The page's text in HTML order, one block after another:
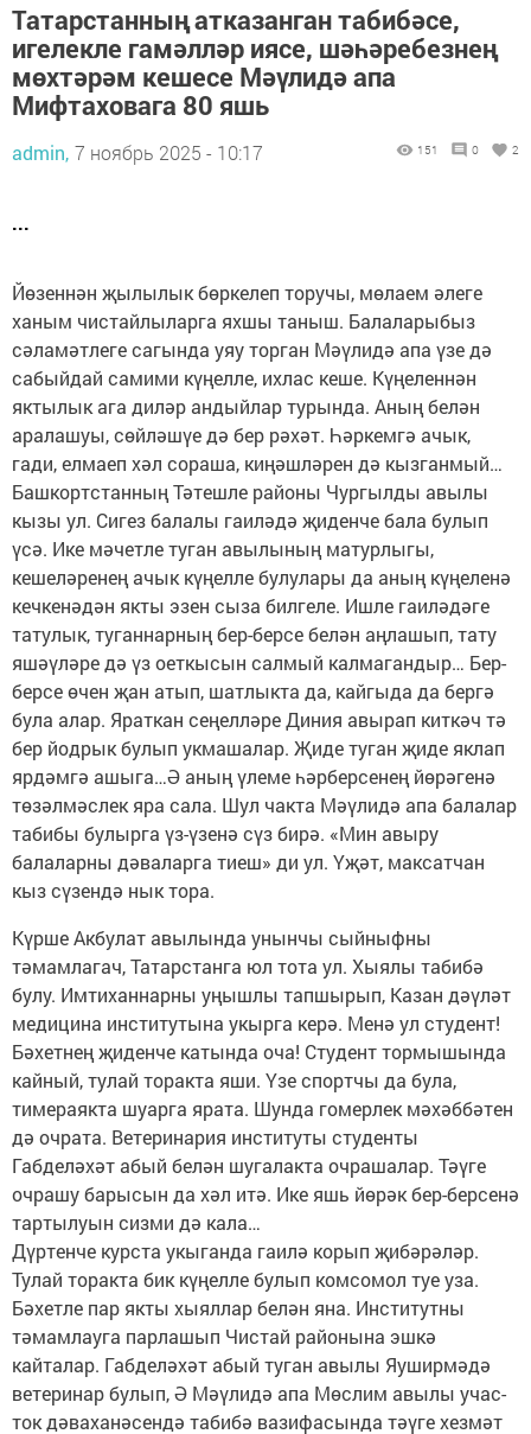
Татарстанның атказанган табибәсе,
игелекле гамәлләр иясе, шәһәребезнең
мөхтәрәм кешесе Мәүлидә апа
Мифтаховага 80 яшь
admin, 7 ноябрь 2025 - 10:17 151 0 2
...
Йөзеннән җылылык бөркелеп торучы, мөлаем әлеге
ханым чистайлыларга яхшы таныш. Балаларыбыз
сәламәтлеге сагында уяу торган Мәүлидә апа үзе дә
сабыйдай самими күңелле, ихлас кеше. Күңеленнән
яктылык ага диләр андыйлар турында. Аның белән
аралашуы, сөйләшүе дә бер рәхәт. Һәркемгә ачык,
гади, елмаеп хәл сораша, киңәшләрен дә кызганмый…
Башкортстанның Тәтешле районы Чургылды авылы
кызы ул. Сигез балалы гаиләдә җиденче бала булып
үсә. Ике мәчетле туган авылының матурлыгы,
кешеләренең ачык күңелле булулары да аның күңеленә
кечкенәдән якты эзен сыза билгеле. Ишле гаиләдәге
татулык, туганнарның бер-берсе белән аңлашып, тату
яшәүләре дә үз оеткысын салмый калмагандыр… Бер-
берсе өчен җан атып, шатлыкта да, кайгыда да бергә
була алар. Яраткан сеңелләре Диния авырап киткәч тә
бер йодрык булып укмашалар. Җиде туган җиде яклап
ярдәмгә ашыга…Ә аның үлеме һәрберсенең йөрәгенә
төзәлмәслек яра сала. Шул чакта Мәүлидә апа балалар
табибы булырга үз-үзенә сүз бирә. «Мин авыру
балаларны дәваларга тиеш» ди ул. Үҗәт, максатчан
кыз сүзендә нык тора.
Күрше Акбулат авылында унынчы сыйныфны
тәмамлагач, Татарстанга юл тота ул. Хыялы табибә
булу. Имтиханнарны уңышлы тапшырып, Казан дәүләт
медицина институтына укырга керә. Менә ул студент!
Бәхетнең җиденче катында оча! Студент тормышында
кайный, тулай торакта яши. Үзе спортчы да була,
тимераякта шуарга ярата. Шунда гомерлек мәхәббәтен
дә очрата. Ветеринария институты студенты
Габделәхәт абый белән шугалакта очрашалар. Тәүге
очрашу барысын да хәл итә. Ике яшь йөрәк бер-берсенә
тартылуын сизми дә кала…
Дүртенче курста укыганда гаилә корып җибәрәләр.
Тулай торакта бик күңелле булып комсомол туе уза.
Бәхетле пар якты хыяллар белән яна. Институтны
тәмамлауга парлашып Чистай районына эшкә
кайталар. Габделәхәт абый туган авылы Яуширмәдә
ветеринар булып, Ә Мәүлидә апа Мөслим авылы учас­
ток дәваханәсендә табибә вазифасында тәүге хезмәт